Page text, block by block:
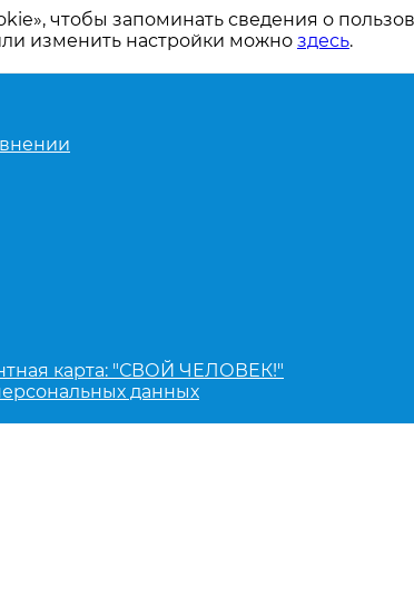
чтобы запоминать сведения о
изменить настройки можно здесь.
карта: "СВОЙ ЧЕЛОВЕК!"
данных